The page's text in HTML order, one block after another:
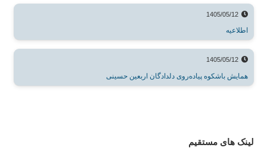
1405/05/12
اطلاعیه
1405/05/12
همایش باشکوه پیاده‌روی دلدادگان اربعین حسینی
لینک های مستقیم